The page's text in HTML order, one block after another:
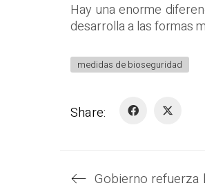
Hay una enorme
desarrolla a las formas
medidas de bioseguridad
Share: